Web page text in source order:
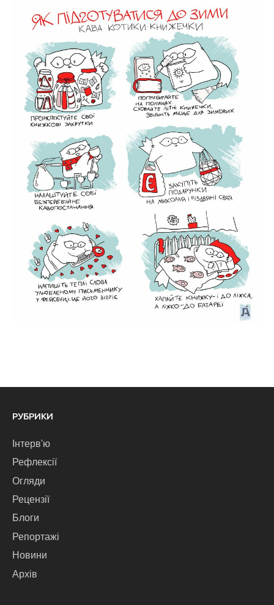
РУБРИКИ
Інтерв'ю
Рефлексії
Огляди
Рецензії
Блоги
Репортажі
Новини
Архів